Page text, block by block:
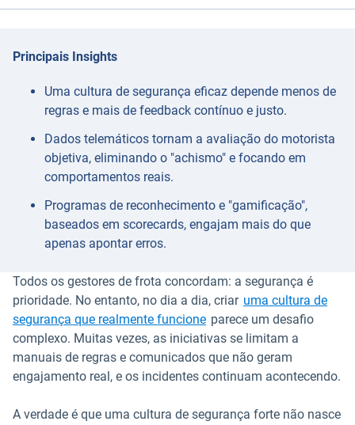
Principais Insights
Uma cultura de segurança eficaz depende menos de
regras e mais de feedback contínuo e justo.
Dados telemáticos tornam a avaliação do motorista
objetiva, eliminando o "achismo" e focando em
comportamentos reais.
Programas de reconhecimento e "gamificação",
baseados em scorecards, engajam mais do que
apenas apontar erros.
Todos os gestores de frota concordam: a segurança é
prioridade. No entanto, no dia a dia, criar uma cultura de
segurança que realmente funcione parece um desafio
complexo. Muitas vezes, as iniciativas se limitam a
manuais de regras e comunicados que não geram
engajamento real, e os incidentes continuam acontecendo.
A verdade é que uma cultura de segurança forte não nasce